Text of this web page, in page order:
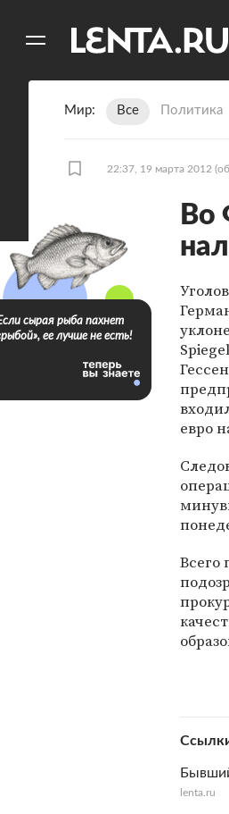
Мир Все Политика
22:37, 19 марта 2012
Во
евро
Всего
lenta.ru
сырая рыба пахнет
ее лучше не есть!